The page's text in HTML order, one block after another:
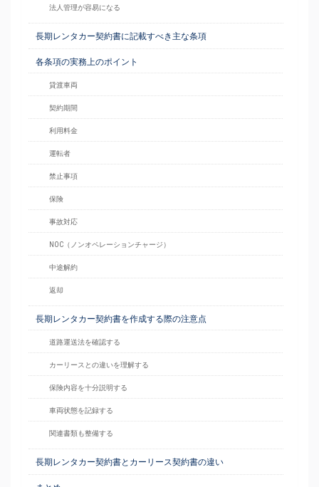
法人管理が容易になる
長期レンタカー契約書に記載すべき主な条項
各条項の実務上のポイント
貸渡車両
契約期間
利用料金
運転者
禁止事項
保険
事故対応
NOC（ノンオペレーションチャージ）
中途解約
返却
長期レンタカー契約書を作成する際の注意点
道路運送法を確認する
カーリースとの違いを理解する
保険内容を十分説明する
車両状態を記録する
関連書類も整備する
長期レンタカー契約書とカーリース契約書の違い